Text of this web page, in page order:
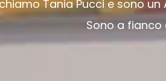
Tania Pucci e sono
Sono a